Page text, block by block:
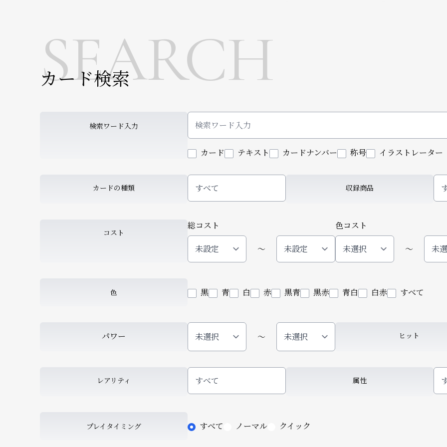
SEARCH
カード検索
検索ワード入力
カード テキスト カードナンバー 称号 イラストレーター
カードの種類 すべて 収録商品
コスト
総コスト
〜
色コスト
〜
色 黒 青 白 赤 黒青 黒赤 青白 白赤 すべて
パワー 〜 ヒット
レアリティ すべて 属性
プレイタイミング すべて ノーマル クイック